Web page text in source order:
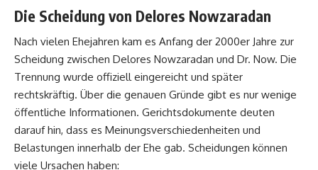
Die Scheidung von Delores Nowzaradan
Nach vielen Ehejahren kam es Anfang der 2000er Jahre zur
Scheidung zwischen Delores Nowzaradan und Dr. Now. Die
Trennung wurde offiziell eingereicht und später
rechtskräftig. Über die genauen Gründe gibt es nur wenige
öffentliche Informationen. Gerichtsdokumente deuten
darauf hin, dass es Meinungsverschiedenheiten und
Belastungen innerhalb der Ehe gab. Scheidungen können
viele Ursachen haben: